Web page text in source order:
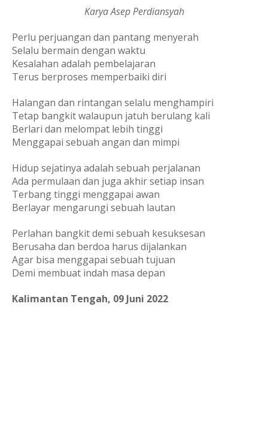
Karya Asep Perdiansyah
Perlu perjuangan dan pantang menyerah
Selalu bermain dengan waktu
Kesalahan adalah pembelajaran
Terus berproses memperbaiki diri
Halangan dan rintangan selalu menghampiri
Tetap bangkit walaupun jatuh berulang kali
Berlari dan melompat lebih tinggi
Menggapai sebuah angan dan mimpi
Hidup sejatinya adalah sebuah perjalanan
Ada permulaan dan juga akhir setiap insan
Terbang tinggi menggapai awan
Berlayar mengarungi sebuah lautan
Perlahan bangkit demi sebuah kesuksesan
Berusaha dan berdoa harus dijalankan
Agar bisa menggapai sebuah tujuan
Demi membuat indah masa depan
Kalimantan Tengah, 09 Juni 2022